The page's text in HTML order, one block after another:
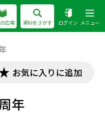
広場 資料をさがす ログイン メニュー
お気に入りに追加
年